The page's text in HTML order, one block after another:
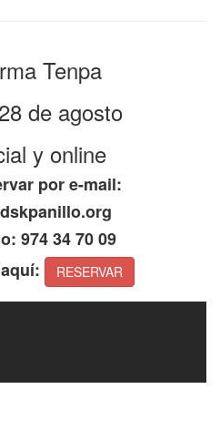
Tenpa
de agosto
y online
por e-mail:
974 34 70 09
RESERVAR